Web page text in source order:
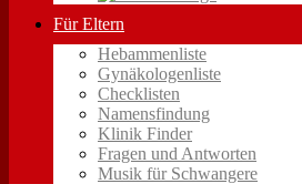
Für Eltern
Hebammenliste
Gynäkologenliste
Checklisten
Namensfindung
Klinik Finder
Fragen und Antworten
Musik für Schwangere